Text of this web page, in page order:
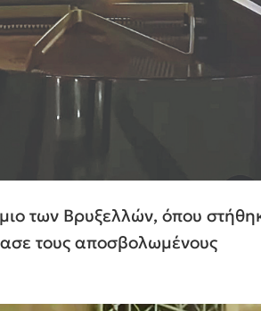
των Βρυξελλών, όπου
τους αποσβολωμένους